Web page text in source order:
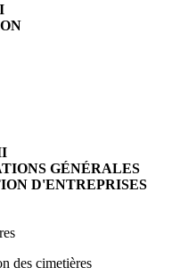
GÉNÉRALES
D'ENTREPRISES
des cimetières